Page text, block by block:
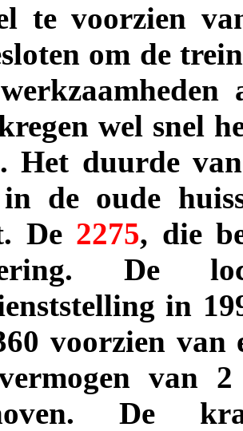
te voorzien
om de
wel snel
Het duurde
de oude
De 2275, die
De
in
voorzien
van
De